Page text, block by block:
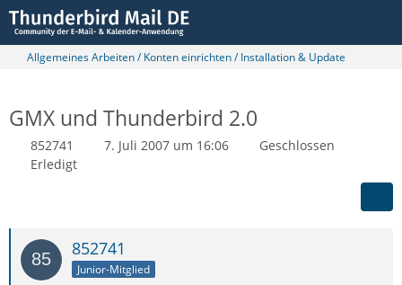
Allgemeines Arbeiten / Konten einrichten / Installation & Update
GMX und Thunderbird 2.0
852741 7. Juli 2007 um 16:06
Geschlossen
Erledigt
852741
Junior-Mitglied